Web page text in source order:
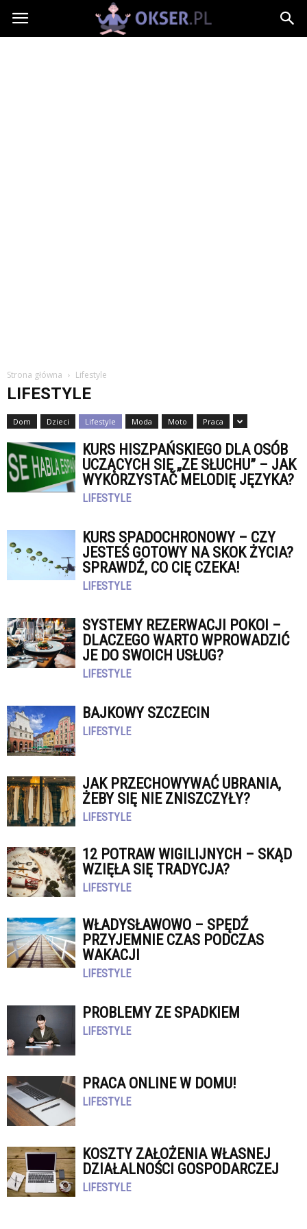
Okser.pl
Strona główna Lifestyle
LIFESTYLE
Dom Dzieci Lifestyle Moda Moto Praca
KURS HISZPAŃSKIEGO DLA OSÓB
UCZĄCYCH SIĘ „ZE SŁUCHU” – JAK
WYKORZYSTAĆ MELODIĘ JĘZYKA?
LIFESTYLE
KURS SPADOCHRONOWY – CZY
JESTEŚ GOTOWY NA SKOK ŻYCIA?
SPRAWDŹ, CO CIĘ CZEKA!
LIFESTYLE
SYSTEMY REZERWACJI POKOI –
DLACZEGO WARTO WPROWADZIĆ
JE DO SWOICH USŁUG?
LIFESTYLE
BAJKOWY SZCZECIN
LIFESTYLE
JAK PRZECHOWYWAĆ UBRANIA,
ŻEBY SIĘ NIE ZNISZCZYŁY?
LIFESTYLE
12 POTRAW WIGILIJNYCH – SKĄD
WZIĘŁA SIĘ TRADYCJA?
LIFESTYLE
WŁADYSŁAWOWO – SPĘDŹ
PRZYJEMNIE CZAS PODCZAS
WAKACJI
LIFESTYLE
PROBLEMY ZE SPADKIEM
LIFESTYLE
PRACA ONLINE W DOMU!
LIFESTYLE
KOSZTY ZAŁOŻENIA WŁASNEJ
DZIAŁALNOŚCI GOSPODARCZEJ
LIFESTYLE